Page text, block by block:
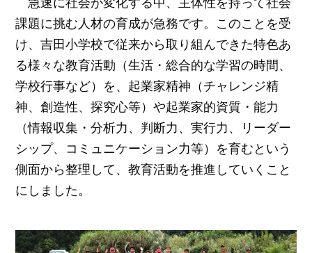
課題に挑む人材の育成が急務です。このことを受
け、吉田小学校で従来から取り組んできた特色あ
る様々な教育活動（生活・総合的な学習の時間、
学校行事など）を、起業家精神（チャレンジ精
神、創造性、探究心等）や起業家的資質・能力
（情報収集・分析力、判断力、実行力、リーダー
シップ、コミュニケーション力等）を育むという
側面から整理して、教育活動を推進していくこと
にしました。